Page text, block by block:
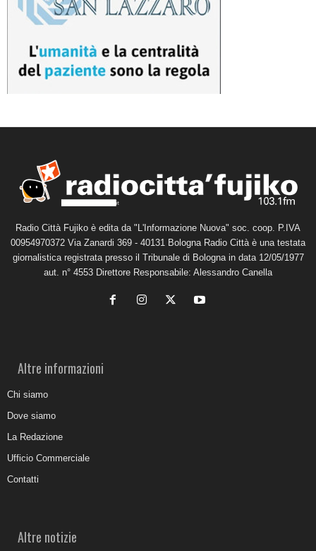
Radio Città Fujiko è edita da "L'Informazione Nuova" soc. coop. P.IVA
00954970372 Via Zanardi 369 - 40131 Bologna Radio Città è una testata
giornalistica registrata presso il Tribunale di Bologna in data 12/05/1977
aut. n° 4553 Direttore Responsabile: Alessandro Canella
Altre informazioni
Chi siamo
Dove siamo
La Redazione
Ufficio Commerciale
Contatti
Altre notizie